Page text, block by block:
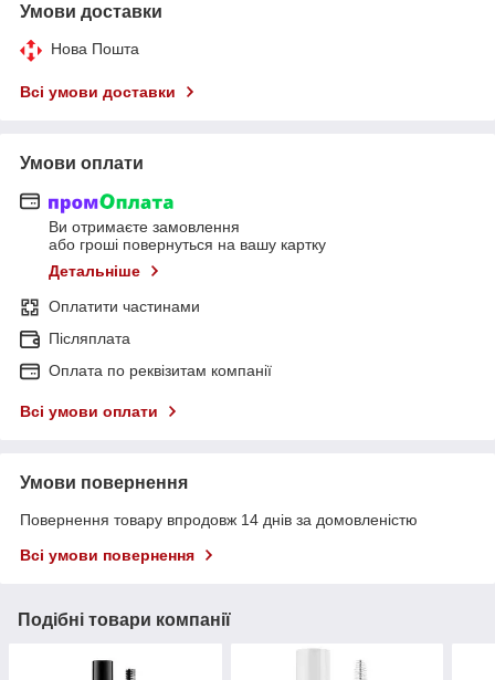
Умови доставки
Нова Пошта
Всі умови доставки
Умови оплати
Ви отримаєте замовлення
або гроші повернуться на вашу картку
Детальніше
Оплатити частинами
Післяплата
Оплата по реквізитам компанії
Всі умови оплати
Умови повернення
Повернення товару впродовж 14 днів за домовленістю
Всі умови повернення
Подібні товари компанії